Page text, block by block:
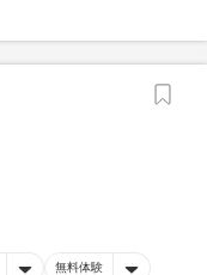
無料体験